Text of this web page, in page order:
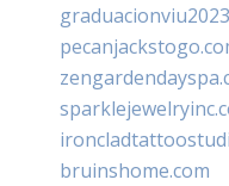
bruinshome.com